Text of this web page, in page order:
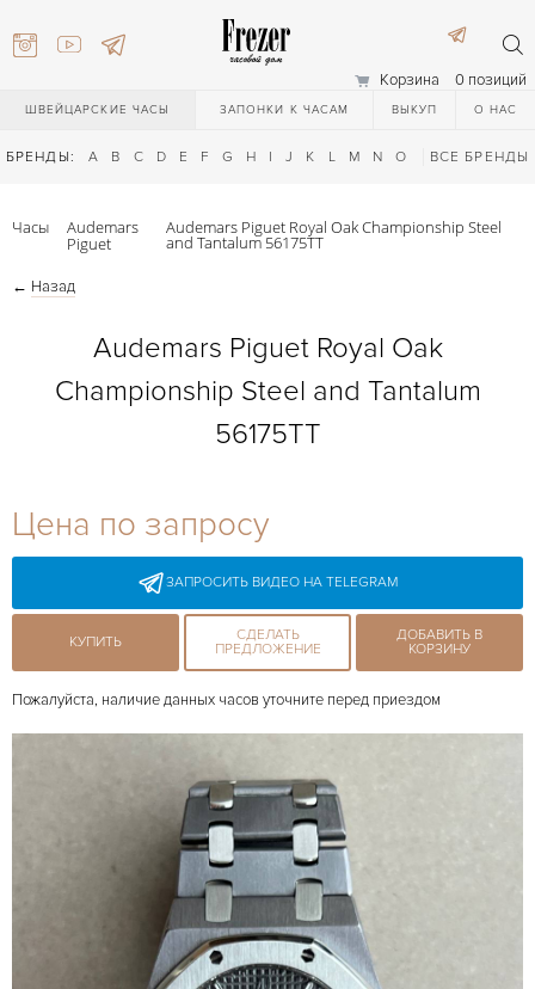
Корзина 0 позиций
ШВЕЙЦАРСКИЕ ЧАСЫ ЗАПОНКИ К ЧАСАМ ВЫКУП О НАС
БРЕНДЫ: A B C D E F G H I J K L M N O Q R S T
ВСЕ БРЕНДЫ
Часы Audemars
Piguet
Audemars Piguet Royal Oak Championship Steel
and Tantalum 56175TT
← Назад
Audemars Piguet Royal Oak
Championship Steel and Tantalum
56175TT
Цена по запросу
ЗАПРОСИТЬ ВИДЕО НА TELEGRAM
КУПИТЬ
СДЕЛАТЬ
ПРЕДЛОЖЕНИЕ
ДОБАВИТЬ В
КОРЗИНУ
Пожалуйста, наличие данных часов уточните перед приездом